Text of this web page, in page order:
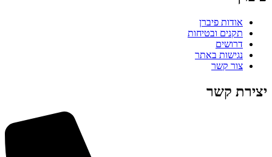
אודות פיברן
תקנים ובטיחות
דרושים
נגישות באתר
צור קשר
יצירת קשר